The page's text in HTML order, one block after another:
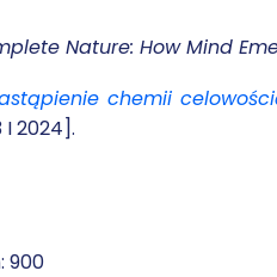
Nature: How Mind
chemii
2024].
900